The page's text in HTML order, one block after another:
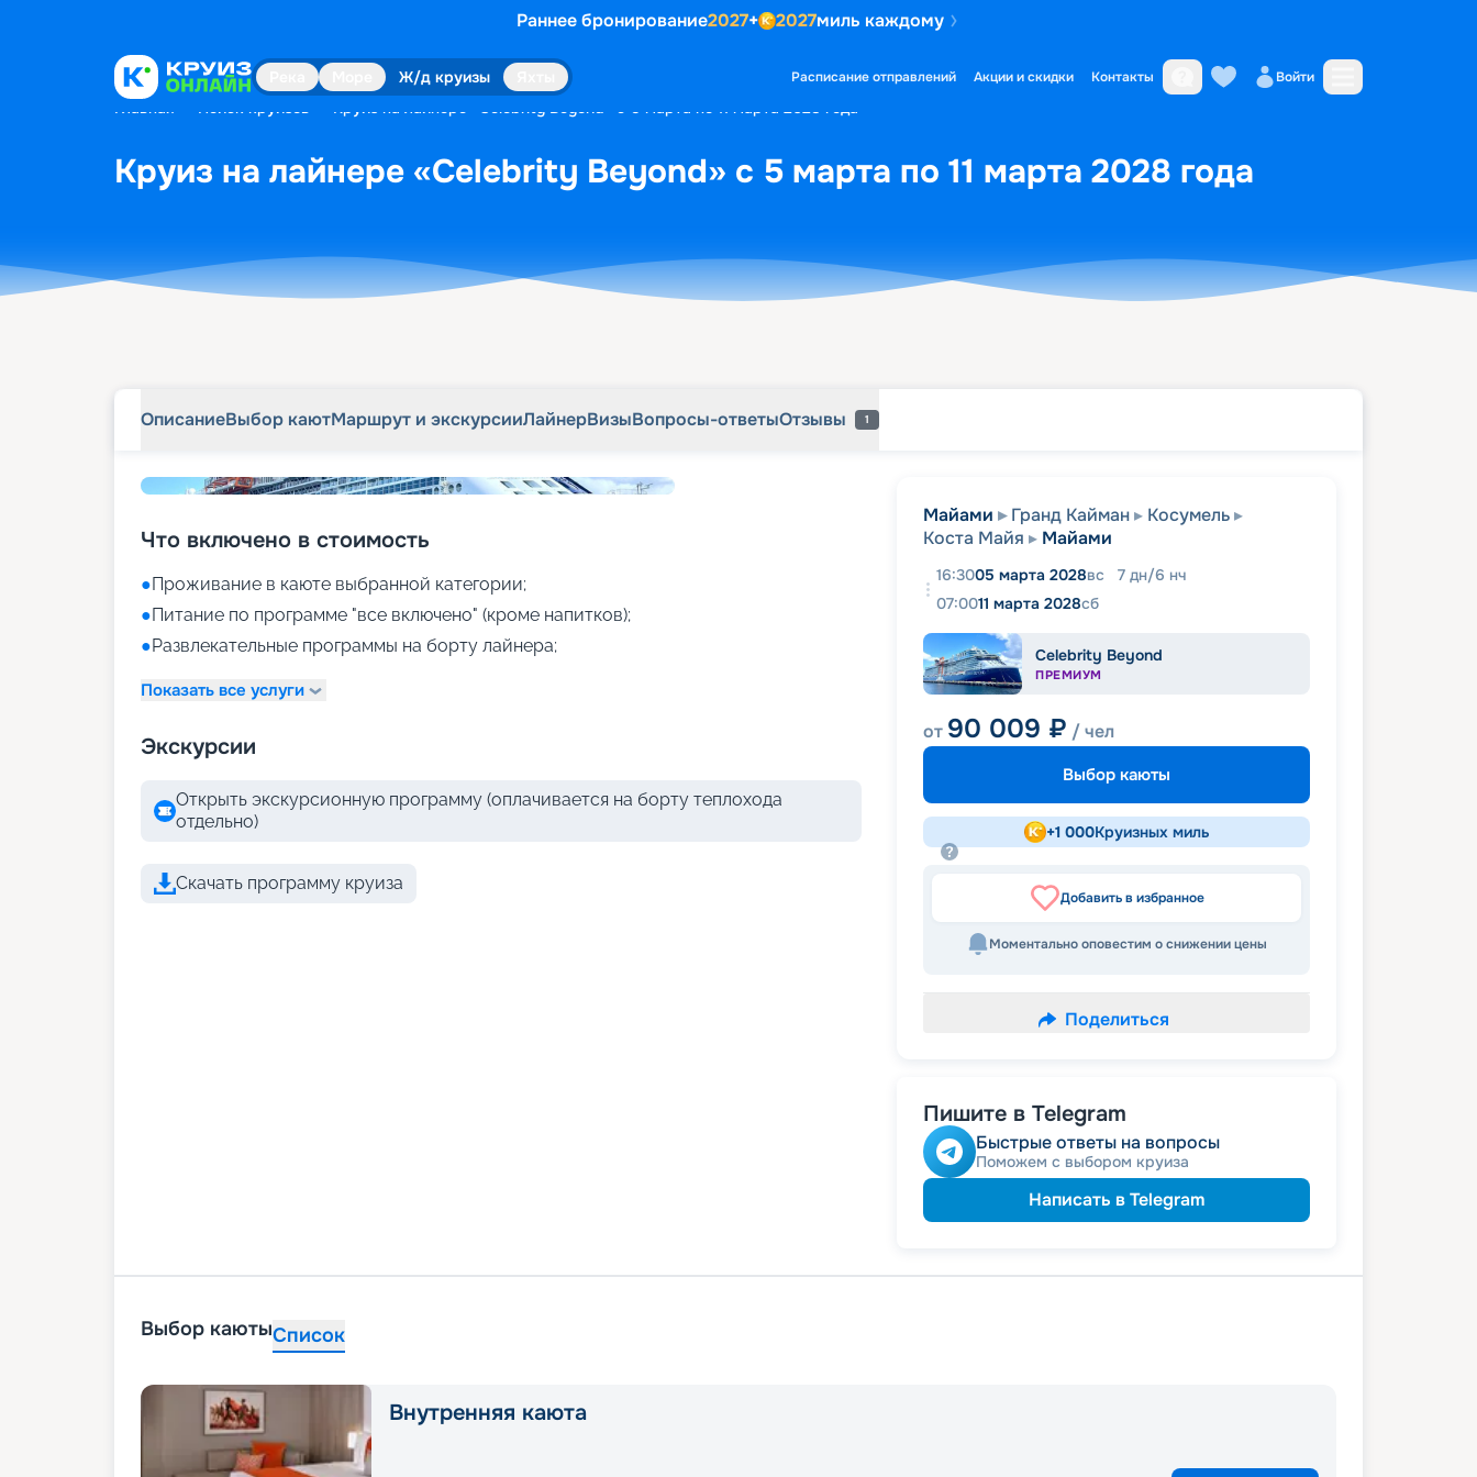
Раннее бронирование2027+ 2027миль каждому
Ж/д круизы Расписание отправлений Акции и скидки Контакты Войти
Главная Поиск круизов Круиз на лайнере «Celebrity Beyond» с 5 марта по 11 марта 2028 года
Круиз на лайнере «Celebrity Beyond» с 5 марта по 11 марта 2028 года
ОписаниеВыбор каютМаршрут и экскурсииЛайнерВизыВопросы-ответыОтзывы 1
Что включено в стоимость
●Проживание в каюте выбранной категории;
●Питание по программе "все включено" (кроме напитков);
●Развлекательные программы на борту лайнера;
Показать все услуги
Экскурсии
Открыть экскурсионную программу (оплачивается на борту теплохода
отдельно)
Скачать программу круиза
Майами Гранд Кайман
Косумель
Коста Майя
Майами
16:3005 марта 2028вс 7 дн/6 нч
07:0011 марта 2028сб
Celebrity Beyond
ПРЕМИУМ
от 90 009 ₽ / чел
Выбор каюты
+1 000Круизных миль
Добавить в избранное
Моментально оповестим о снижении цены
Поделиться
Пишите в Telegram
Быстрые ответы на вопросы
Поможем с выбором круиза
Написать в Telegram
Выбор каютыСписок
Внутренняя каюта